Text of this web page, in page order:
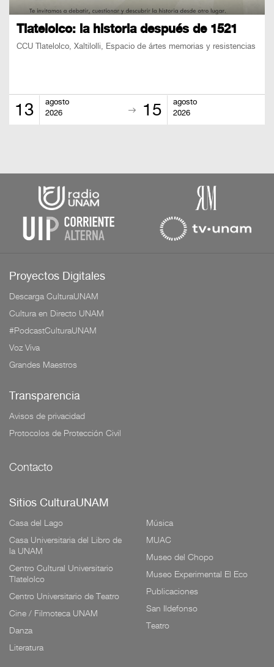
Tlatelolco: la historia después de 1521
CCU Tlatelolco, Xaltilolli, Espacio de ártes memorias y resistencias
13
agosto
2026
15
agosto
2026
Proyectos Digitales
Descarga CulturaUNAM
Cultura en Directo UNAM
#PodcastCulturaUNAM
Voz Viva
Grandes Maestros
Transparencia
Avisos de privacidad
Protocolos de Protección Civil
Contacto
Sitios CulturaUNAM
Casa del Lago
Casa Universitaria del Libro de
la UNAM
Centro Cultural Universitario
Tlatelolco
Centro Universitario de Teatro
Cine / Filmoteca UNAM
Danza
Literatura
Música
MUAC
Museo del Chopo
Museo Experimental El Eco
Publicaciones
San Ildefonso
Teatro